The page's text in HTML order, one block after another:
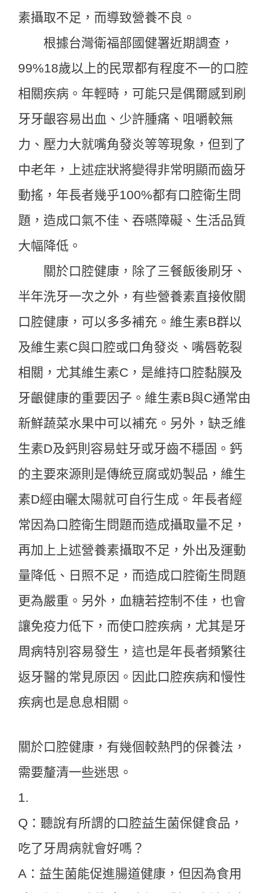
素攝取不足，而導致營養不良。
根據台灣衛福部國健署近期調查，
99%18歲以上的民眾都有程度不一的口腔
相關疾病。年輕時，可能只是偶爾感到刷
牙牙齦容易出血、少許腫痛、咀嚼較無
力、壓力大就嘴角發炎等等現象，但到了
中老年，上述症狀將變得非常明顯而齒牙
動搖，年長者幾乎100%都有口腔衛生問
題，造成口氣不佳、吞嚥障礙、生活品質
大幅降低。
關於口腔健康，除了三餐飯後刷牙、
半年洗牙一次之外，有些營養素直接攸關
口腔健康，可以多多補充。維生素B群以
及維生素C與口腔或口角發炎、嘴唇乾裂
相關，尤其維生素C，是維持口腔黏膜及
牙齦健康的重要因子。維生素B與C通常由
新鮮蔬菜水果中可以補充。另外，缺乏維
生素D及鈣則容易蛀牙或牙齒不穩固。鈣
的主要來源則是傳統豆腐或奶製品，維生
素D經由曬太陽就可自行生成。年長者經
常因為口腔衛生問題而造成攝取量不足，
再加上上述營養素攝取不足，外出及運動
量降低、日照不足，而造成口腔衛生問題
更為嚴重。另外，血糖若控制不佳，也會
讓免疫力低下，而使口腔疾病，尤其是牙
周病特別容易發生，這也是年長者頻繁往
返牙醫的常見原因。因此口腔疾病和慢性
疾病也是息息相關。
關於口腔健康，有幾個較熱門的保養法，
需要釐清一些迷思。
1.
Q：聽說有所謂的口腔益生菌保健食品，
吃了牙周病就會好嗎？
A：益生菌能促進腸道健康，但因為食用